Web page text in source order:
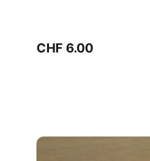
CHF 6.00